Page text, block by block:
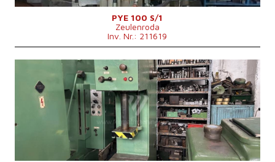
Ausladung
360 mm
nein
PYE 100 S/1
Zeulenroda
Inv. Nr.: 211619
1959
Presskraft
10 t
Die Abmessungen des Desktop
500x400 mm
Stößelabmessungen
450x280 mm
Hauptmotorleistung
4 kW
Maschinenabmessungen L x B x H1300x1000x2220 mm
Maschinengewicht
1100 kg
Kontrollsystem